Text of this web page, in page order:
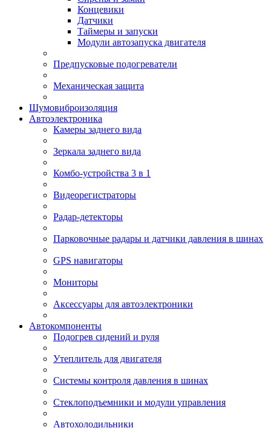
Концевики
Датчики
Таймеры и запуски
Модули автозапуска двигателя
Предпусковые подогреватели
Механическая защита
Шумовиброизоляция
Автоэлектроника
Камеры заднего вида
Зеркала заднего вида
Комбо-устройства 3 в 1
Видеорегистраторы
Радар-детекторы
Парковочные радары и датчики давления в шинах
GPS навигаторы
Мониторы
Аксессуары для автоэлектроники
Автокомпоненты
Подогрев сидений и руля
Утеплитель для двигателя
Системы контроля давления в шинах
Стеклоподъемники и модули управления
Автохолодильники